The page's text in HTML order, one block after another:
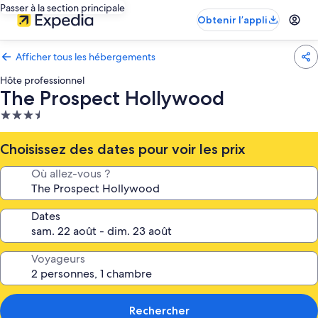
Passer à la section principale
Obtenir l’appli
Afficher tous les hébergements
Hôte professionnel
The Prospect Hollywood
Hébergement
3.5 étoiles
Choisissez des dates pour voir les prix
Où allez-vous ?
Dates
Voyageurs
Rechercher